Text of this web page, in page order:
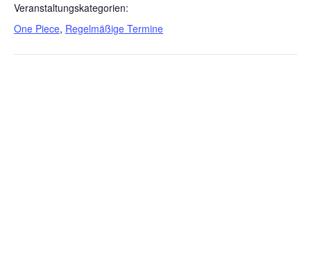
Veranstaltungskategorien:
One Piece, Regelmäßige Termine